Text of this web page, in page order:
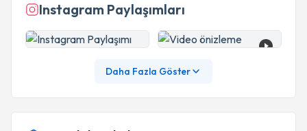
Instagram Paylaşımları
Daha Fazla Göster